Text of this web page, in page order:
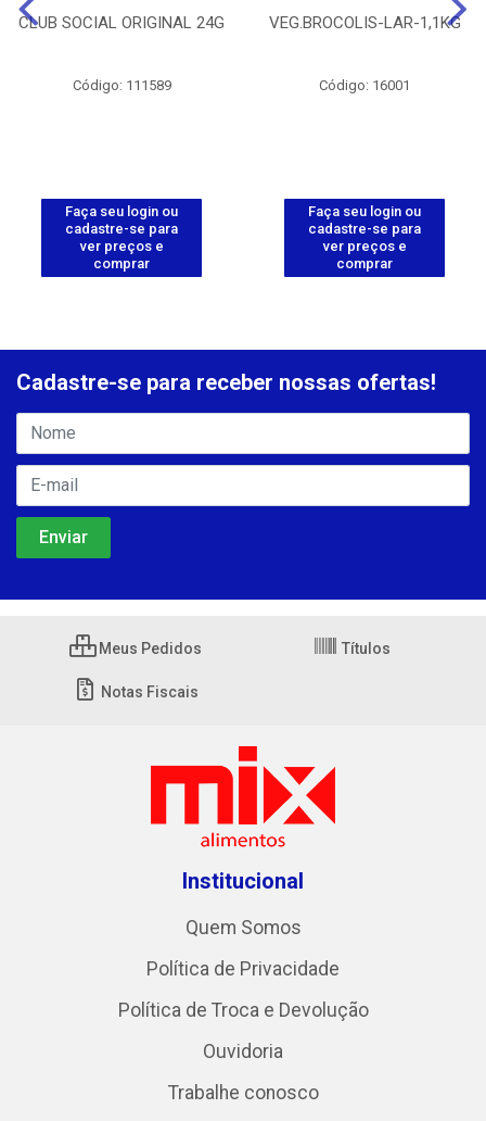
CLUB SOCIAL ORIGINAL 24G
Código: 111589
Faça seu login ou
cadastre-se para
ver preços e
comprar
VEG.BROCOLIS-LAR-1,1KG
Código: 16001
Faça seu login ou
cadastre-se para
ver preços e
comprar
Cadastre-se para receber nossas ofertas!
Meus Pedidos Títulos
Notas Fiscais
Institucional
Quem Somos
Política de Privacidade
Política de Troca e Devolução
Ouvidoria
Trabalhe conosco